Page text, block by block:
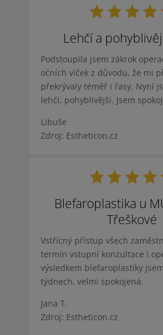
Lehčí a
Podstoupila jsem zákrok
očních víček z důvodu, že mi
překrývaly téměř i řasy. Nyní
lehčí, pohyblivější. Jsem
Libuše
Zdroj: Estheticon.cz
Blefaroplastika u
Třeškové
Vstřícný přístup všech
termín vstupní konzultace i
výsledkem blefaroplastiky
týdnech, velmi spokojená.
Jana T.
Zdroj: Estheticon.cz